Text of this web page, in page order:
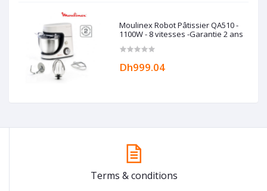
Moulinex Robot Pâtissier QA510 -
1100W - 8 vitesses -Garantie 2 ans
Dh999.04
Terms & conditions